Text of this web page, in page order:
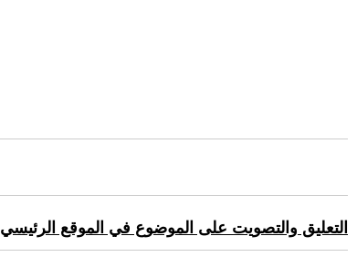
التعليق والتصويت على الموضوع في الموقع الرئيسي